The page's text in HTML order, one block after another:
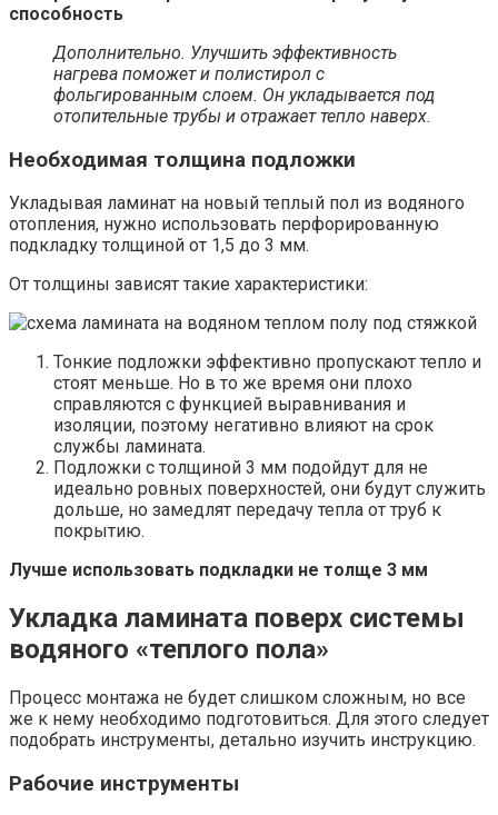
способность
Дополнительно. Улучшить эффективность
нагрева поможет и полистирол с
фольгированным слоем. Он укладывается под
отопительные трубы и отражает тепло наверх.
Необходимая толщина подложки
Укладывая ламинат на новый теплый пол из водяного
отопления, нужно использовать перфорированную
подкладку толщиной от 1,5 до 3 мм.
От толщины зависят такие характеристики:
Тонкие подложки эффективно пропускают тепло и
стоят меньше. Но в то же время они плохо
справляются с функцией выравнивания и
изоляции, поэтому негативно влияют на срок
службы ламината.
Подложки с толщиной 3 мм подойдут для не
идеально ровных поверхностей, они будут служить
дольше, но замедлят передачу тепла от труб к
покрытию.
Лучше использовать подкладки не толще 3 мм
Укладка ламината поверх системы
водяного «теплого пола»
Процесс монтажа не будет слишком сложным, но все
же к нему необходимо подготовиться. Для этого следует
подобрать инструменты, детально изучить инструкцию.
Рабочие инструменты